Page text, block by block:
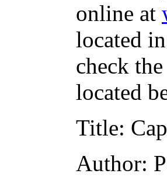
online at
located
check
located
Title:
Author: